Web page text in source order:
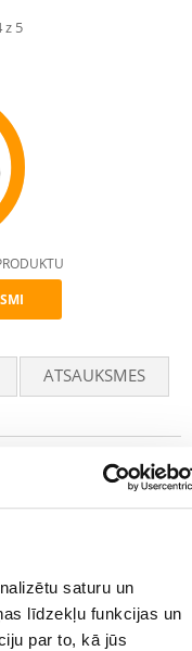
saturu un
līdzekļu funkcijas un
par to, kā jūs
z 5
ATSAUKSMES
Tas ir bagāts ar
mainot pH, novērš
un kumelīšu ekstraktu,
dzīvniekiem.
un iemasējiet, līdz tas
iedarboties apmēram 5